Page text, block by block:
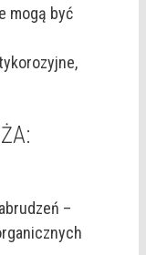
mogą być
–